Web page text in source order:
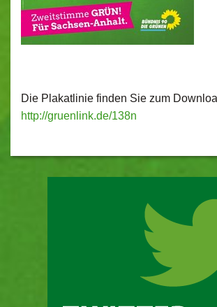
Die Plakatlinie finden Sie zum
http://gruenlink.de/138n